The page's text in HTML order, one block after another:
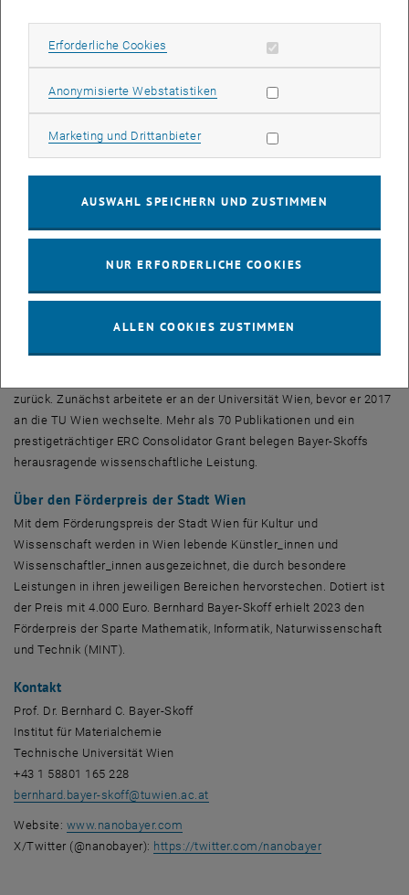
Arbeit möchte ich einen Paradigmenwechsel anstoßen: Ich möchte
zu wissensbasierten, rationalen Entscheidungen“, so Bernhard
Bayer-Skoff.
Ein weiteres Anliegen ist Bayer-Skoff die industrielle Anwendbarkeit.
weiteren österreichischen Bundesländern zusammen.“
Über Bernhard Bayer-Skoff
Bernhard Bayer-Skoff istAssistant Professoram TU Wien-Institut
und Nanotechnologie. An der Universität Cambridge schloss Bayer-
Skoff 2012 sein Doktorat im Bereich „Engineering“ ab. 2014 kehrte er
zurück. Zunächst arbeitete er an der Universität Wien, bevor er 2017
an die TU Wien wechselte. Mehr als 70 Publikationen und ein
prestigeträchtiger ERC Consolidator Grant belegen Bayer-Skoffs
herausragende wissenschaftliche Leistung.
Über den Förderpreis der Stadt Wien
Mit dem Förderungspreis der Stadt Wien für Kultur und
Wissenschaft werden in Wien lebende Künstler_innen und
Wissenschaftler_innen ausgezeichnet, die durch besondere
Leistungen in ihren jeweiligen Bereichen hervorstechen. Dotiert ist
der Preis mit 4.000 Euro. Bernhard Bayer-Skoff erhielt 2023 den
Förderpreis der Sparte Mathematik, Informatik, Naturwissenschaft
und Technik (MINT).
Kontakt
Prof. Dr. Bernhard C. Bayer-Skoff
Institut für Materialchemie
Technische Universität Wien
+43 1 58801 165 228
bernhard.bayer-skoff@tuwien.ac.at
Website: www.nanobayer.com
X/Twitter (@nanobayer): https://twitter.com/nanobayer, öffnet eine
Erforderliche Cookies Erforderliche Cookies zulassen
Anonymisierte WebstatistikenStatistik Cookies zulassen
Marketing und DrittanbieterMarketing Cookies zulassen
AUSWAHL SPEICHERN UND ZUSTIMMEN
NUR ERFORDERLICHE COOKIES
ALLEN COOKIES ZUSTIMMEN